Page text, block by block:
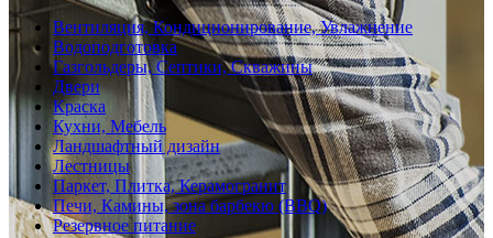
Вентиляция, Кондиционирование, Увлажнение
Водоподготовка
Газгольдеры, Септики, Скважины
Двери
Краска
Кухни, Мебель
Ландшафтный дизайн
Лестницы
Паркет, Плитка, Керамогранит
Печи, Камины, зона барбекю (BBQ)
Резервное питание